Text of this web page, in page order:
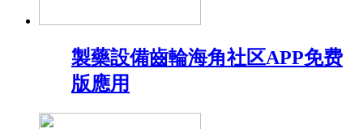
製藥設備齒輪海角社区APP免费
版應用